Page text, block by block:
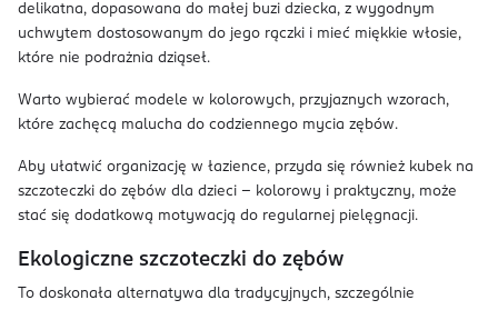
delikatna, dopasowana do małej buzi dziecka, z wygodnym
uchwytem dostosowanym do jego rączki i mieć miękkie włosie,
które nie podrażnia dziąseł.
Warto wybierać modele w kolorowych, przyjaznych wzorach,
które zachęcą malucha do codziennego mycia zębów.
Aby ułatwić organizację w łazience, przyda się również kubek na
szczoteczki do zębów dla dzieci – kolorowy i praktyczny, może
stać się dodatkową motywacją do regularnej pielęgnacji.
Ekologiczne szczoteczki do zębów
To doskonała alternatywa dla tradycyjnych, szczególnie